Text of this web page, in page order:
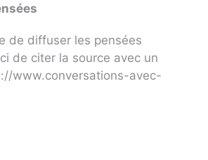
de diffuser les pensées
de citer la source avec un
www.conversations-avec-